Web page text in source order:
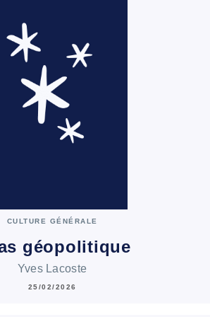
CULTURE GÉNÉRALE
géopolitique
Yves Lacoste
25/02/2026